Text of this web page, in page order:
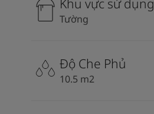
Khu vực sử dụng
Tường
Độ Che Phủ
10.5 m2